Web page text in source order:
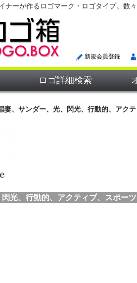
ナーが作るロゴマーク・ロゴタイプ。数
新規会員登録
ロゴ詳細検索
妻、サンダー、光、閃光、行動的、アク
光、行動的、アクティブ、スポー